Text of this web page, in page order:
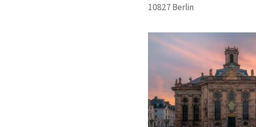
10827 Berlin